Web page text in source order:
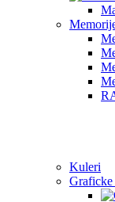
Kuleri
Graficke